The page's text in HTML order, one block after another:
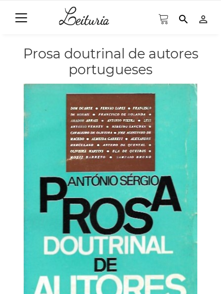
search person_outline
Prosa doutrinal de autores
portugueses